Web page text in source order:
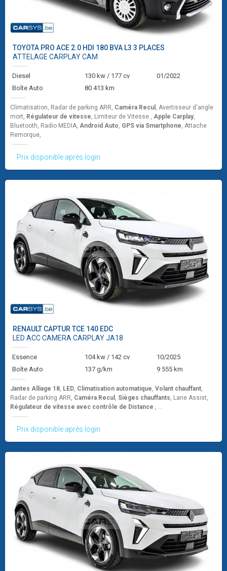
TOYOTA PRO ACE 2.0 HDI 180 BVA L3 3 PLACES
ATTELAGE CARPLAY CAM
Diesel 130 kw / 177 cv
01/2022
Boîte Auto
80 413 km
Climatisation, Radar de parking ARR, Caméra Recul , Avertisseur d'angle
mort, Régulateur de vitesse, Limiteur de Vitesse , Apple Carplay,
Bluetooth, Radio MEDIA, Android Auto, GPS via Smartphone, Attache
Remorque,
Prix disponible après login
RENAULT CAPTUR TCE 140 EDC
LED ACC CAMERA CARPLAY JA18
Essence 104 kw / 142 cv
10/2025
Boîte Auto
137 g/km 9 555 km
Jantes Alliage 18, LED, Climatisation automatique, Volant chauffant,
Radar de parking ARR, Caméra Recul , Sièges chauffants, Lane Assist,
Régulateur de vitesse avec contrôle de Distance , ...
Prix disponible après login